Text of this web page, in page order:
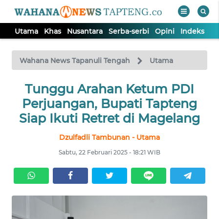
Utama Khas Nusantara Serba-serbi Opini Indeks
Wahana News Tapanuli Tengah Utama
Tunggu Arahan Ketum PDI
Perjuangan, Bupati Tapteng
Siap Ikuti Retret di Magelang
Dzulfadli Tambunan - Utama
Sabtu, 22 Februari 2025 - 18:21 WIB
TV
Tutup
UTAMA
KHAS
SERBA-
SERBI